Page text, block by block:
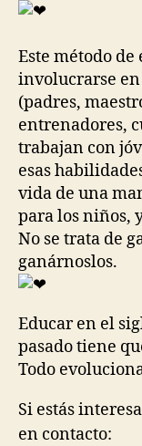
Este método
involucrarse
(padres,
entrenadores,
trabajan con
esas
vida de una
para los niños,
No se trata de
ganárnoslos.
Educar en el
pasado tiene
Todo
Si estás
en contacto: